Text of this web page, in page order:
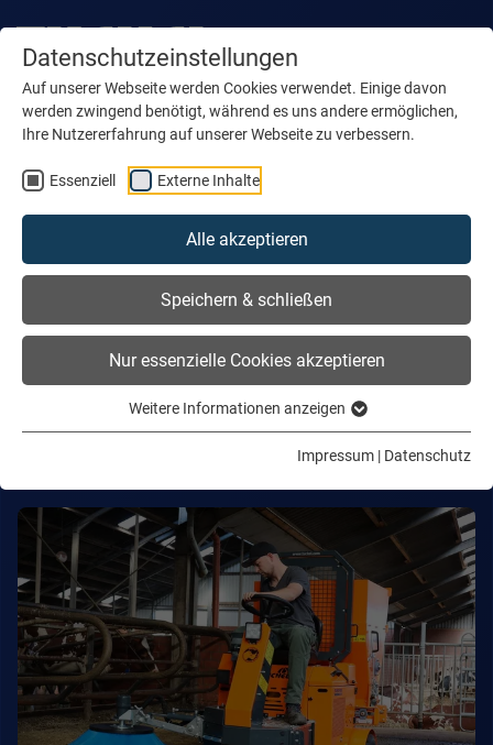
Tuchel Maschinenbau
Nous produisons
des réponses
Nous le savons : votre réussite est aussi la nôtre.
Grâce à des solutions innovantes, nous souhaitons vous
apporter des réponses à vos problèmes concrets.
Datenschutzeinstellungen
Auf unserer Webseite werden Cookies verwendet. Einige davon
werden zwingend benötigt, während es uns andere ermöglichen,
Ihre Nutzererfahrung auf unserer Webseite zu verbessern.
Essenziell Externe Inhalte
Alle akzeptieren
Speichern & schließen
Nur essenzielle Cookies akzeptieren
Weitere Informationen anzeigen
Impressum | Datenschutz